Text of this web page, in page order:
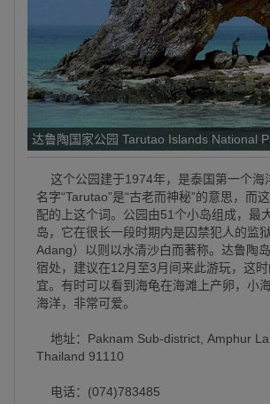
达鲁陶国家公园 Tarutao Islands National
这个公园建于1974年，是泰国第一个海
名字“Tarutao”是“古老而神秘”的意思，而
配的上这个词。公园由51个小岛组成，最
岛，它在很长一段时期内是囚禁犯人的监
Adang）以则以水清沙白而著称。达鲁陶
宿处，建议在12月至3月间来此游玩，这
宜。有时可以看到海龟在海滩上产卵，小
海洋，非常可爱。
地址：Paknam Sub-district, Amphur
Thailand 91110
电话：(074)783485